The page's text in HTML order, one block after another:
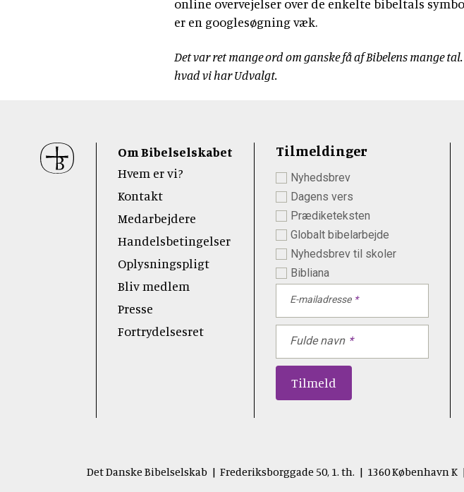
online overvejelser over de enkelte bibeltals
er en googlesøgning væk.
Det var ret mange ord om ganske få af Bibelens mange
hvad vi har Udvalgt.
Sidefod
Om Bibelselskabet
Hvem er vi?
Kontakt
Medarbejdere
Handelsbetingelser
Oplysningspligt
Bliv medlem
Presse
Fortrydelsesret
Tilmeldinger
Nyhedsbrev
Dagens vers
Prædiketeksten
Globalt bibelarbejde
Nyhedsbrev til skoler
Bibliana
E-mailadresse
Fulde navn
Det Danske Bibelselskab | Frederiksborggade 50, 1. th. | 1360 København K